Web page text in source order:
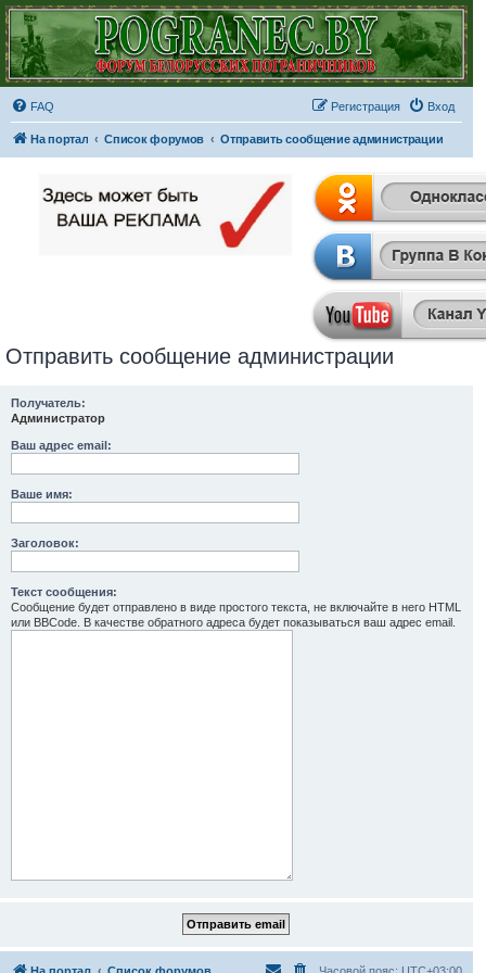
FAQ Вход
Регистрация
На портал Список форумов Отправить сообщение администрации
Отправить сообщение администрации
Получатель:
Администратор
Ваш адрес email:
Ваше имя:
Заголовок:
Текст сообщения:
Сообщение будет отправлено в виде простого текста, не включайте в него HTML
или BBCode. В качестве обратного адреса будет показываться ваш адрес email.